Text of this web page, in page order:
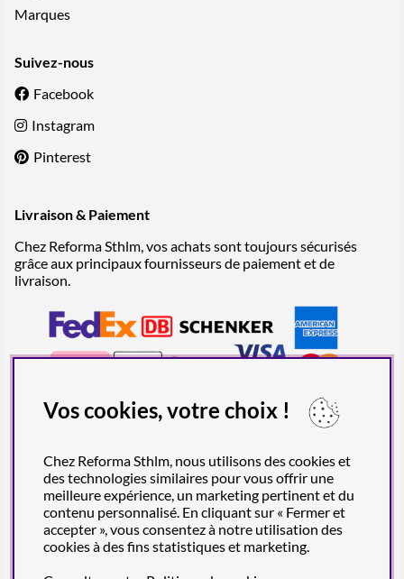
Marques
Suivez-nous
Facebook
Instagram
Pinterest
Livraison & Paiement
Chez Reforma Sthlm, vos achats sont toujours sécurisés
grâce aux principaux fournisseurs de paiement et de
livraison.
Vos cookies, votre choix !
Chez Reforma Sthlm, nous utilisons des cookies et
des technologies similaires pour vous offrir une
meilleure expérience, un marketing pertinent et du
contenu personnalisé. En cliquant sur « Fermer et
accepter », vous consentez à notre utilisation des
cookies à des fins statistiques et marketing.